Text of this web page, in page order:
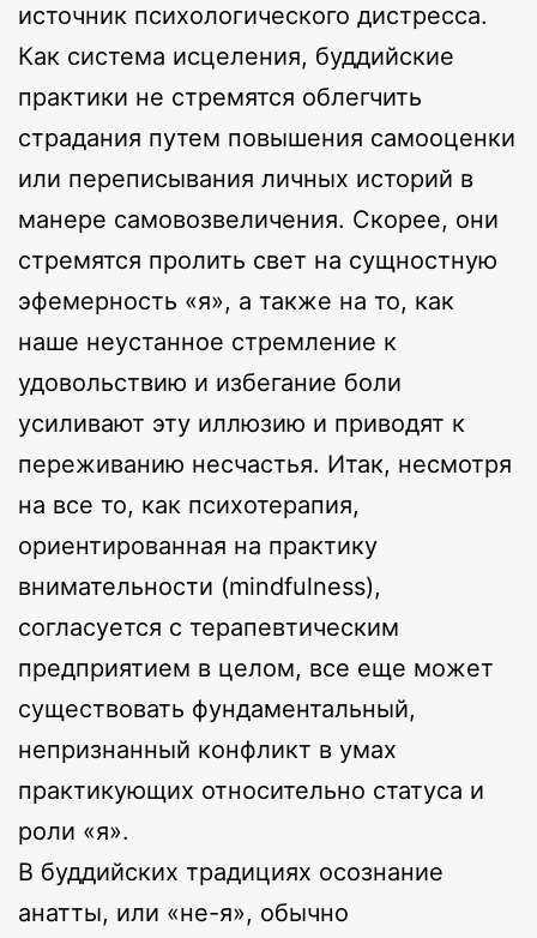
источник психологического дистресса.
Как система исцеления, буддийские
практики не стремятся облегчить
страдания путем повышения самооценки
или переписывания личных историй в
манере самовозвеличения. Скорее, они
стремятся пролить свет на сущностную
эфемерность «я», а также на то, как
наше неустанное стремление к
удовольствию и избегание боли
усиливают эту иллюзию и приводят к
переживанию несчастья. Итак, несмотря
на все то, как психотерапия,
ориентированная на практику
внимательности (mindfulness),
согласуется с терапевтическим
предприятием в целом, все еще может
существовать фундаментальный,
непризнанный конфликт в умах
практикующих относительно статуса и
роли «я».
В буддийских традициях осознание
анатты, или «не-я», обычно